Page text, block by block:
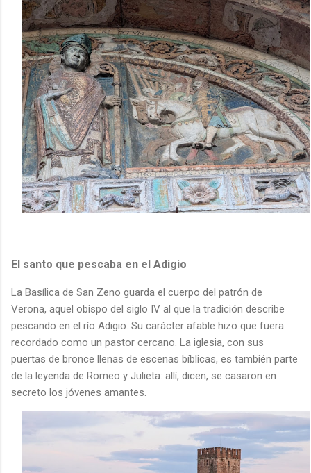
El santo que pescaba en el Adigio
La Basílica de San Zeno guarda el cuerpo del patrón de
Verona, aquel obispo del siglo IV al que la tradición describe
pescando en el río Adigio. Su carácter afable hizo que fuera
recordado como un pastor cercano. La iglesia, con sus
puertas de bronce llenas de escenas bíblicas, es también parte
de la leyenda de Romeo y Julieta: allí, dicen, se casaron en
secreto los jóvenes amantes.